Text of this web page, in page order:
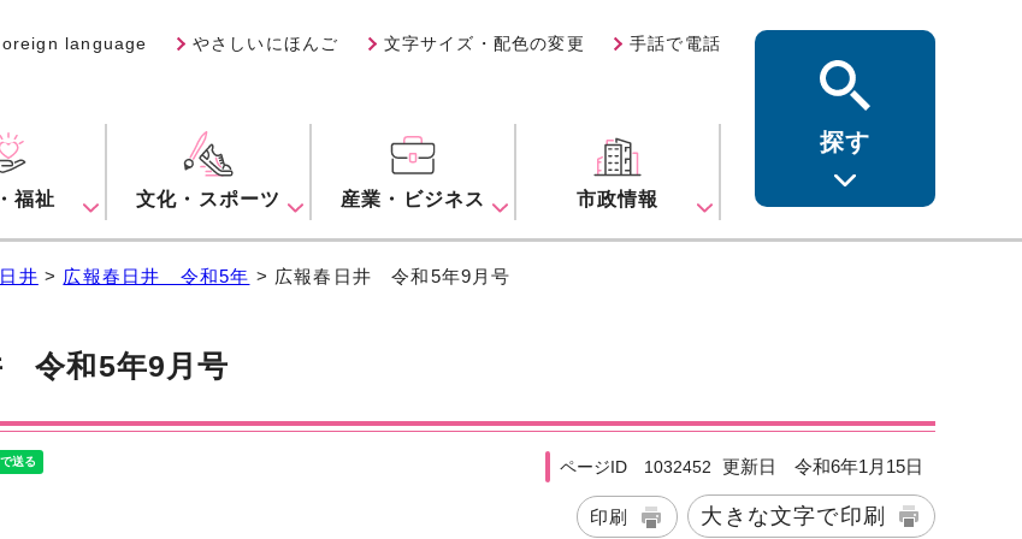
language やさしいにほんご 文字サイズ・配色の変更 手話で電話
福祉 文化・スポーツ 産業・ビジネス 市政情報
探す
井 > 広報春日井 令和5年 > 広報春日井 令和5年9月号
令和5年9月号
ページID 1032452 更新日 令和6年1月15日
印刷 大きな文字で印刷